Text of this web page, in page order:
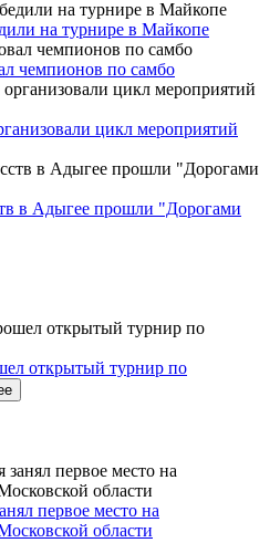
на турнире в Майкопе
чемпионов по самбо
цикл мероприятий
в Адыгее прошли "Дорогами
открытый турнир по
первое место на
области